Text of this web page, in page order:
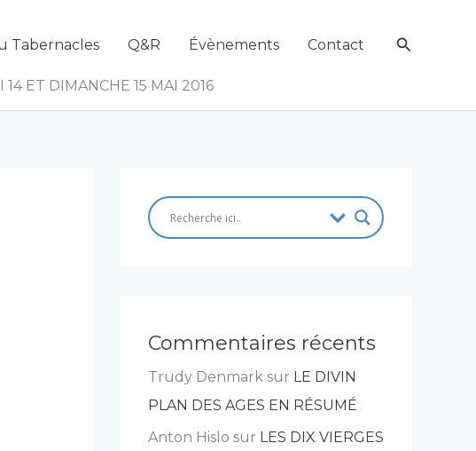
Tabernacles Q&R Évènements Contact
ET DIMANCHE 15 MAI 2016
Commentaires récents
Trudy Denmark sur LE DIVIN
PLAN DES AGES EN RÉSUMÉ
Anton Hislo sur LES DIX VIERGES